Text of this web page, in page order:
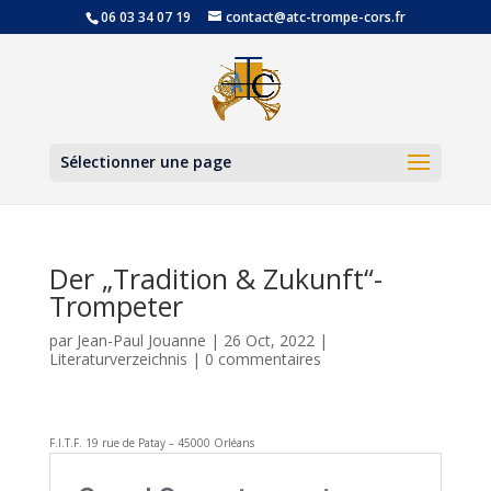
06 03 34 07 19 contact@atc-trompe-cors.fr
Sélectionner une page
Der „Tradition & Zukunft“-
Trompeter
par Jean-Paul Jouanne | 26 Oct, 2022|
Literaturverzeichnis | 0 commentaires
F.I.T.F. 19 rue de Patay – 45000 Orléans